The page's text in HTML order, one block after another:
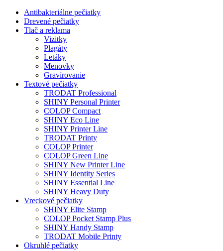
Antibakteriálne pečiatky
Drevené pečiatky
Tlač a reklama
Vizitky
Plagáty
Letáky
Menovky
Gravírovanie
Textové pečiatky
TRODAT Professional
SHINY Personal Printer
COLOP Compact
SHINY Eco Line
SHINY Printer Line
TRODAT Printy
COLOP Printer
COLOP Green Line
SHINY New Printer Line
SHINY Identity Series
SHINY Essential Line
SHINY Heavy Duty
Vreckové pečiatky
SHINY Elite Stamp
COLOP Pocket Stamp Plus
SHINY Handy Stamp
TRODAT Mobile Printy
Okruhlé pečiatky